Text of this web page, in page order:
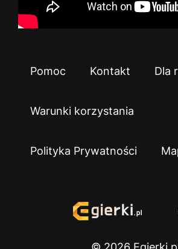
Pomoc Kontakt Dla
Warunki korzystania
Polityka Prywatności